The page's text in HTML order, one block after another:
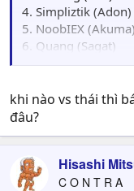
4. Simpliztik (Adon)
5. NoobIEX (Akuma)
6. Quang (Sagat)
7. LK (Akuma)
9. Vũ (Dee Jay)
10. DBT (Ibuki)
- Thượng (Makoto)
- Gaumin (Ryu)
khi nào vs thái thì
đâu?
Hisashi
C O N T R A